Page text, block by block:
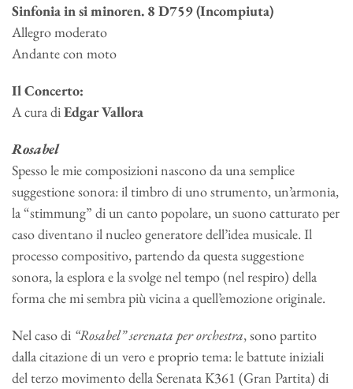
Sinfonia in si minoren. 8 D759 (Incompiuta)
Allegro moderato
Andante con moto
Il Concerto:
A cura diEdgar Vallora
Rosabel
Spesso le mie composizioni nascono da una semplice
suggestione sonora: il timbro di uno strumento, un’armonia,
la “stimmung” di un canto popolare, un suono catturato per
caso diventano il nucleo generatore dell’idea musicale. Il
processo compositivo, partendo da questa suggestione
sonora, la esplora e la svolge nel tempo (nel respiro) della
forma che mi sembra più vicina a quell’emozione originale.
Nel caso di “Rosabel” serenata per orchestra, sono partito
dalla citazione di un vero e proprio tema: le battute iniziali
del terzo movimento della Serenata K361 (Gran Partita) di